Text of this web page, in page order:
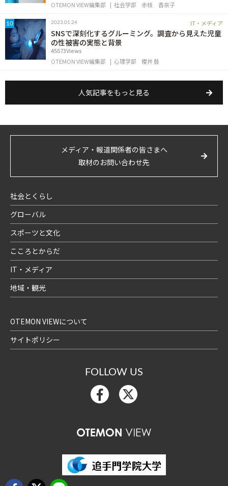
OTEMON VIEW編集部
社会学部 赤枝 香奈子
10 2023.01.24 IT・メディア
SNSで深刻化するグルーミング。調査から見えた児童
の性被害の実態と背景
45573Views
OTEMON VIEW編集部
心理学部 櫻井 鼓
人気記事をもっと見る
メディア・報道関係者の皆さまへ
取材のお問い合わせ先
社会とくらし
グローバル
スポーツと文化
こころとからだ
IT・メディア
地域・観光
OTEMON VIEWについて
サイトポリシー
FOLLOW US